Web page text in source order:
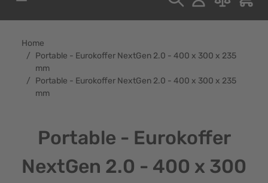
Home
/ Portable - Eurokoffer NextGen 2.0 - 400 x 300 x 235
mm
/ Portable - Eurokoffer NextGen 2.0 - 400 x 300 x 235
mm
Portable - Eurokoffer
NextGen 2.0 - 400 x 300